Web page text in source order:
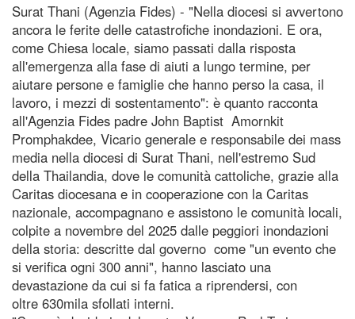
Surat Thani (Agenzia Fides) - "Nella diocesi si avvertono
ancora le ferite delle catastrofiche inondazioni. E ora,
come Chiesa locale, siamo passati dalla risposta
all'emergenza alla fase di aiuti a lungo termine, per
aiutare persone e famiglie che hanno perso la casa, il
lavoro, i mezzi di sostentamento": è quanto racconta
all'Agenzia Fides padre John Baptist Amornkit
Promphakdee, Vicario generale e responsabile dei mass
media nella diocesi di Surat Thani, nell'estremo Sud
della Thailandia, dove le comunità cattoliche, grazie alla
Caritas diocesana e in cooperazione con la Caritas
nazionale, accompagnano e assistono le comunità locali,
colpite a novembre del 2025 dalle peggiori inondazioni
della storia: descritte dal governo come "un evento che
si verifica ogni 300 anni", hanno lasciato una
devastazione da cui si fa fatica a riprendersi, con
oltre 630mila sfollati interni.